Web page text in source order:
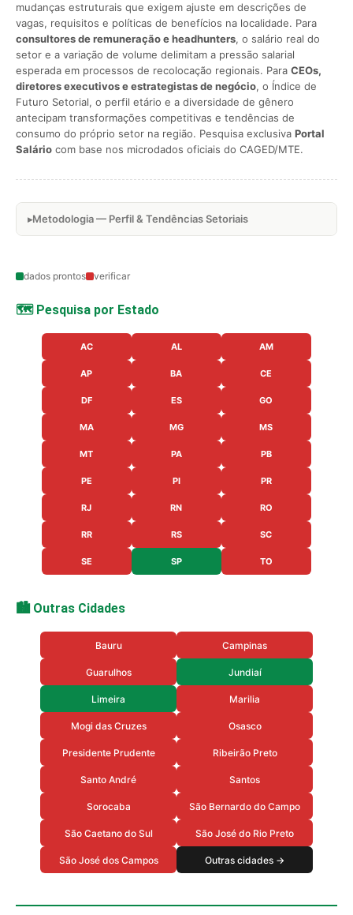
mudanças estruturais que exigem ajuste em descrições de
vagas, requisitos e políticas de benefícios na localidade. Para
consultores de remuneração e headhunters, o salário real do
setor e a variação de volume delimitam a pressão salarial
esperada em processos de recolocação regionais. Para CEOs,
diretores executivos e estrategistas de negócio, o Índice de
Futuro Setorial, o perfil etário e a diversidade de gênero
antecipam transformações competitivas e tendências de
consumo do próprio setor na região. Pesquisa exclusiva Portal
Salário com base nos microdados oficiais do CAGED/MTE.
Metodologia — Perfil & Tendências Setoriais
dados prontos verificar
🗺️ Pesquisa por Estado
AC AL AM
AP BA CE
DF ES GO
MA MG MS
MT PA PB
PE PI PR
RJ RN RO
RR RS SC
SE SP TO
🏙️ Outras Cidades
Bauru Campinas
Guarulhos Jundiaí
Limeira Marilia
Mogi das Cruzes Osasco
Presidente Prudente Ribeirão Preto
Santo André Santos
Sorocaba São Bernardo do Campo
São Caetano do Sul São José do Rio Preto
São José dos Campos Outras cidades →